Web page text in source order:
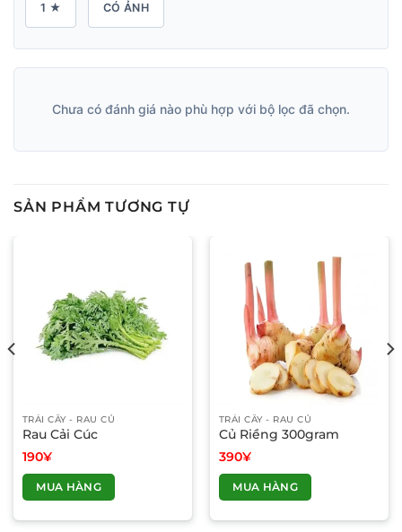
1 ★ CÓ ẢNH
Chưa có đánh giá nào phù hợp với bộ lọc đã chọn.
SẢN PHẨM TƯƠNG TỰ
TRÁI CÂY - RAU CỦ
Rau Cải Cúc
190¥
MUA HÀNG
TRÁI CÂY - RAU CỦ
Củ Riềng 300gram
390¥
MUA HÀNG